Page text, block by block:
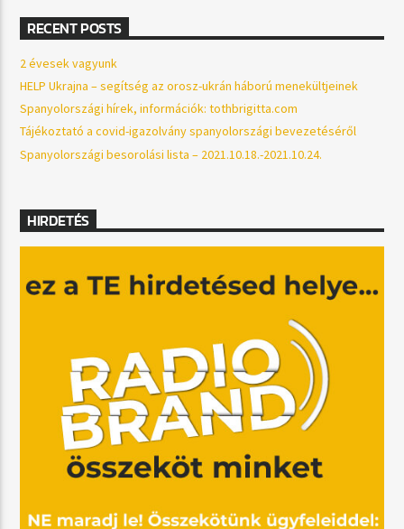
RECENT POSTS
2 évesek vagyunk
HELP Ukrajna – segítség az orosz-ukrán háború menekültjeinek
Spanyolországi hírek, információk: tothbrigitta.com
Tájékoztató a covid-igazolvány spanyolországi bevezetéséről
Spanyolországi besorolási lista – 2021.10.18.-2021.10.24.
HIRDETÉS